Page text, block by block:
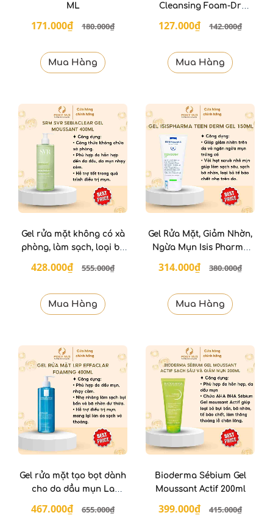
ML
171.000₫ 180.000₫
Mua Hàng
Cleansing Foam-Dr
127.000₫ 142.000₫
Mua Hàng
Gel rửa mặt không có xà
phòng, làm sạch, loại bỏ
428.000₫ 555.000₫
Mua Hàng
Gel Rửa Mặt, Giảm Nhờn,
Ngừa Mụn Isis Pharma
314.000₫ 380.000₫
Mua Hàng
Gel rửa mặt tạo bọt dành
cho da dầu mụn La
467.000₫ 655.000₫
Bioderma Sébium Gel
Moussant Actif 200ml
399.000₫ 415.000₫